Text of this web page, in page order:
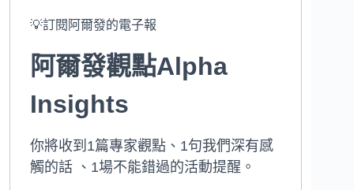
💡訂閱阿爾發的電子報
阿爾發觀點Alpha
Insights
你將收到1篇專家觀點、1句我們深有感
觸的話 、1場不能錯過的活動提醒。